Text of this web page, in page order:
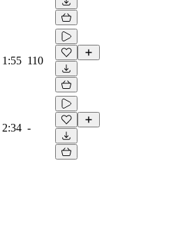
1:55 110
2:34 -